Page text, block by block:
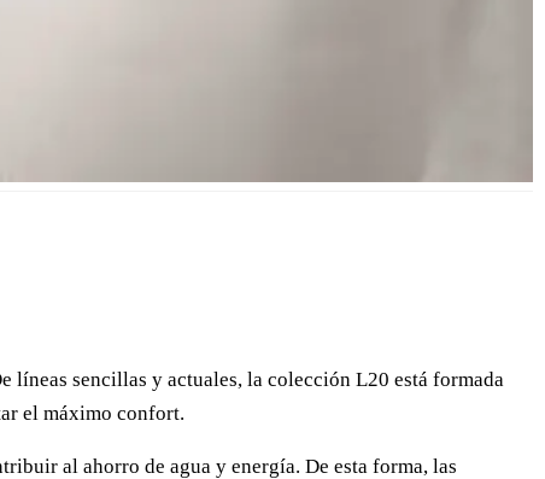
líneas sencillas y actuales, la colección L20 está formada
el máximo confort.
al ahorro de agua y energía. De esta forma, las